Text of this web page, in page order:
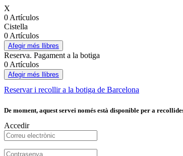
X
0 Artículos
Cistella
0 Artículos
Afegir més llibres
Reserva. Pagament a la botiga
0 Artículos
Afegir més llibres
Reservar i recollir a la botiga de Barcelona
De moment, aquest servei només està disponible per a
Accedir